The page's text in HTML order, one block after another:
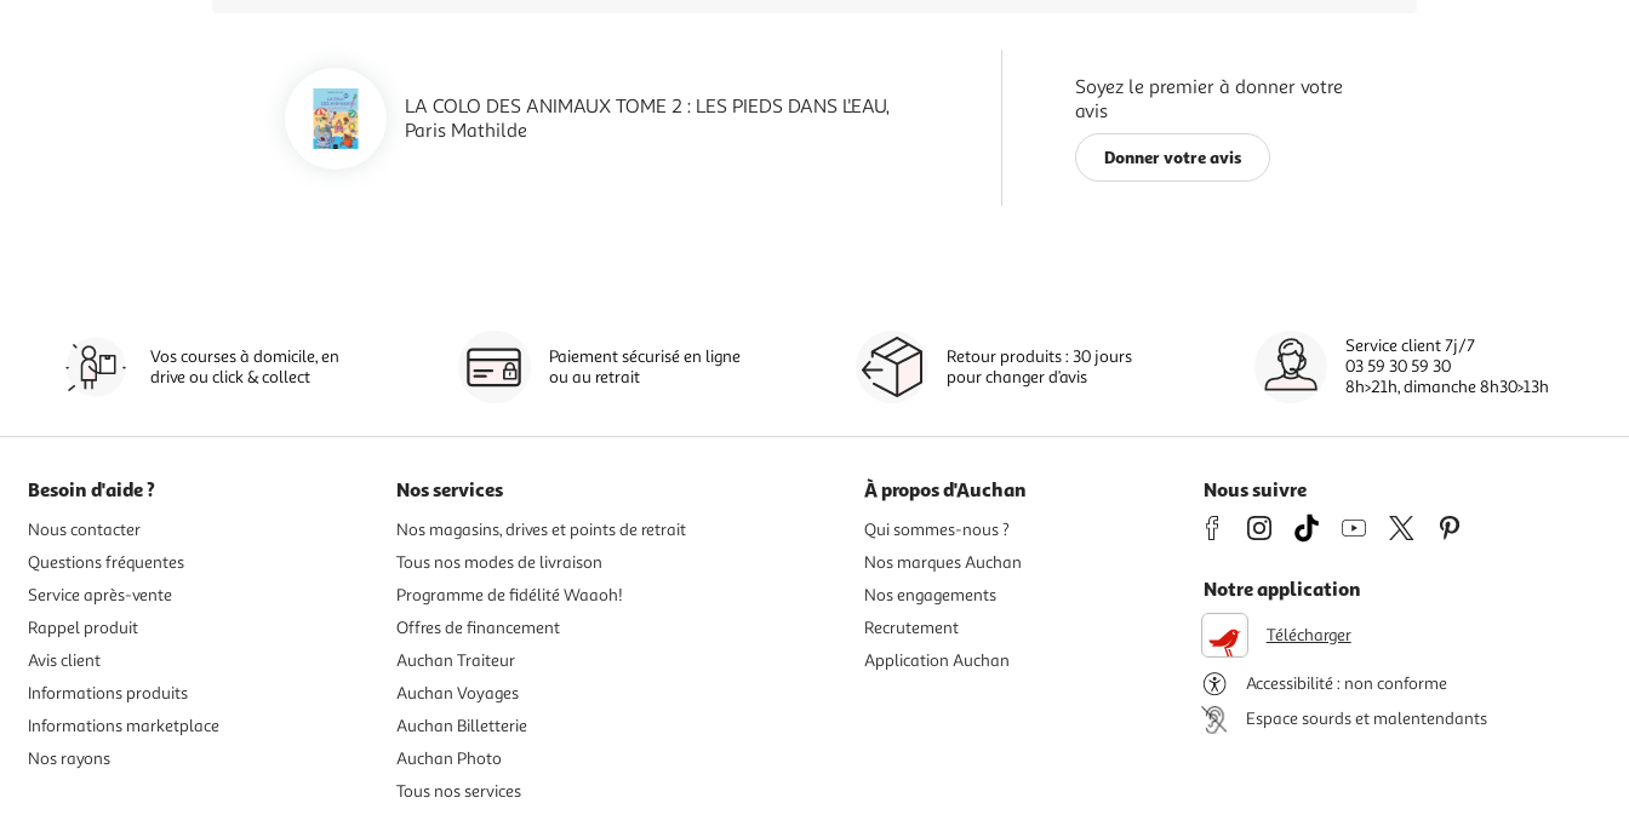
LA COLO DES ANIMAUX TOME 2 : LES PIEDS DANS L'EAU,
Paris Mathilde
Soyez le premier à donner votre
avis
Donner votre avis
Vos courses à domicile, en
drive ou click & collect
Paiement sécurisé en ligne
ou au retrait
Retour produits : 30 jours
pour changer d’avis
Service client 7j/7
03 59 30 59 30
8h>21h, dimanche 8h30>13h
Besoin d'aide ?
Nous contacter
Questions fréquentes
Service après-vente
Rappel produit
Avis client
Informations produits
Informations marketplace
Nos rayons
Nos services
Nos magasins, drives et points de retrait
Tous nos modes de livraison
Programme de fidélité Waaoh!
Offres de financement
Auchan Traiteur
Auchan Voyages
Auchan Billetterie
Auchan Photo
Tous nos services
À propos d'Auchan
Qui sommes-nous ?
Nos marques Auchan
Nos engagements
Recrutement
Application Auchan
Nous suivre
Notre application
Télécharger
Accessibilité : non conforme
Espace sourds et malentendants